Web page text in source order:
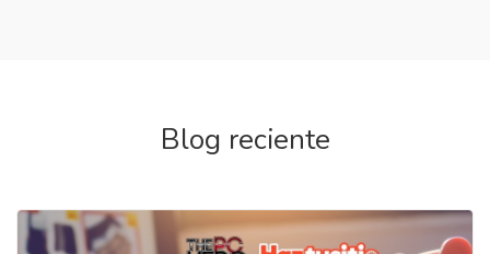
Blog reciente